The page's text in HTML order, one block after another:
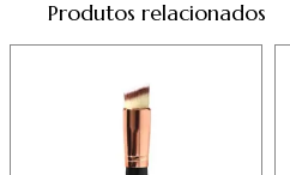
Produtos relacionados